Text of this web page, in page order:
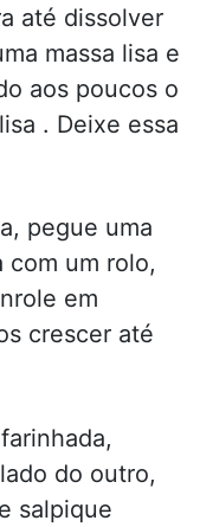
até dissolver
massa lisa e
aos poucos o
. Deixe essa
pegue uma
com um rolo,
em
crescer até
do outro,
salpique